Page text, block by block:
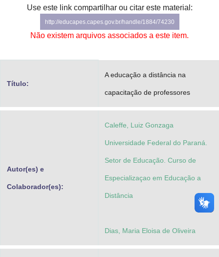
Secretaria-GeralUse este link compartilhar ou citar este material:
http://educapes.capes.gov.br/handle/1884/74230
Não existem arquivos associados a este item.
Título:
A educação a distância na
capacitação de professores
Autor(es) e
Colaborador(es):
Caleffe, Luiz Gonzaga
Universidade Federal do Paraná.
Setor de Educação. Curso de
Especializaçao em Educação a
Distância
Dias, Maria Eloisa de Oliveira